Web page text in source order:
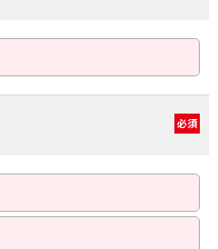
必須